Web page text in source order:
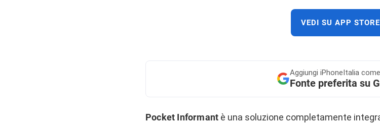
VEDI SU APP STORE
Aggiungi iPhoneItalia come
Fonte preferita su
Pocket Informant è una soluzione completamente